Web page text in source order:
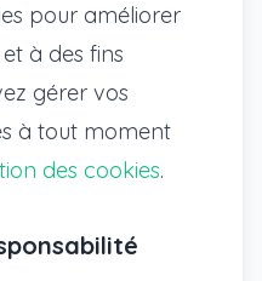
pour améliorer
à des fins
gérer vos
à tout moment
des cookies.